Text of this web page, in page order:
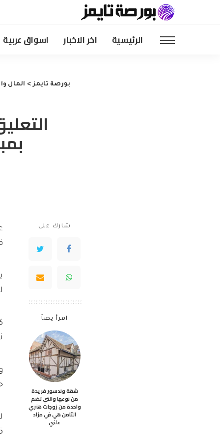
الرئيسية اخر الاخبار اسواق عربية
بورصة تايمز> المال
بمبلغ 220 جنيهًا
شارك على
اقرأ يضاً
شقة وندسور فريدة
من نوعها والتي تضم
واحدة من زوجات هنري
الثامن هي في مزاد
علني
6.25